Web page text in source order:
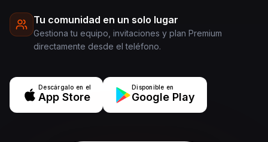
Tu comunidad en un solo lugar
Gestiona tu equipo, invitaciones y plan Premium
directamente desde el teléfono.
Descárgalo en el
App Store
Disponible en
Google Play